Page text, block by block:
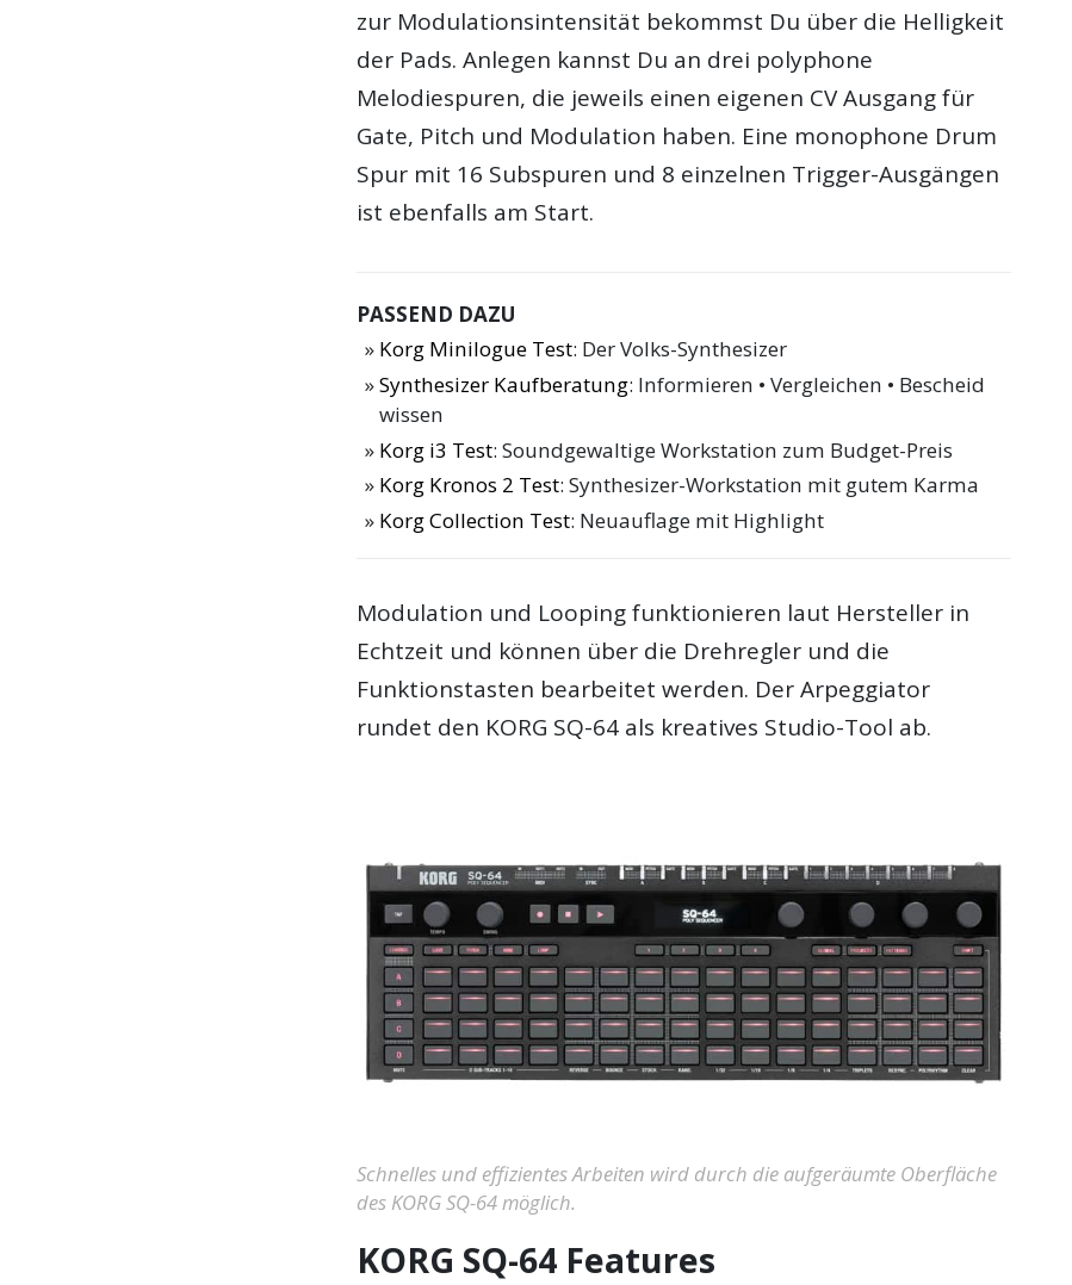
zur Modulationsintensität bekommst Du über die Helligkeit
der Pads. Anlegen kannst Du an drei polyphone
Melodiespuren, die jeweils einen eigenen CV Ausgang für
Gate, Pitch und Modulation haben. Eine monophone Drum
Spur mit 16 Subspuren und 8 einzelnen Trigger-Ausgängen
ist ebenfalls am Start.
PASSEND DAZU
Korg Minilogue Test: Der Volks-Synthesizer
Synthesizer Kaufberatung: Informieren • Vergleichen • Bescheid
wissen
Korg i3 Test: Soundgewaltige Workstation zum Budget-Preis
Korg Kronos 2 Test: Synthesizer-Workstation mit gutem Karma
Korg Collection Test: Neuauflage mit Highlight
Modulation und Looping funktionieren laut Hersteller in
Echtzeit und können über die Drehregler und die
Funktionstasten bearbeitet werden. Der Arpeggiator
rundet den KORG SQ-64 als kreatives Studio-Tool ab.
Schnelles und effizientes Arbeiten wird durch die aufgeräumte Oberfläche
des KORG SQ-64 möglich.
KORG SQ-64 Features